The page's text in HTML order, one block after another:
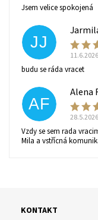
Jsem velice spokojená
JJ
11.6.2026
budu se ráda vracet
AF
Alena
28.5.2026
Vzdy se sem rada
Mila a vstřícná
KONTAKT